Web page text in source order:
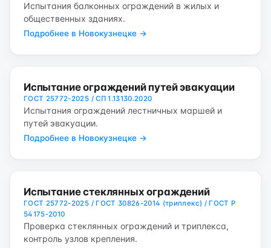
Испытания балконных ограждений в жилых и
общественных зданиях.
Подробнее в Новокузнецке →
Испытание ограждений путей эвакуации
ГОСТ 25772-2025 / СП 1.13130.2020
Испытания ограждений лестничных маршей и
путей эвакуации.
Подробнее в Новокузнецке →
Испытание стеклянных ограждений
ГОСТ 25772-2025 / ГОСТ 30826-2014 (триплекс) / ГОСТ Р
54175-2010
Проверка стеклянных ограждений и триплекса,
контроль узлов крепления.